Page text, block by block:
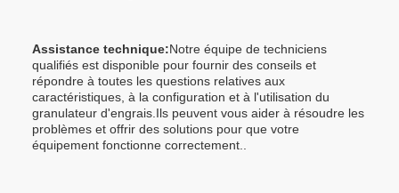
Assistance technique:Notre équipe de techniciens
qualifiés est disponible pour fournir des conseils et
répondre à toutes les questions relatives aux
caractéristiques, à la configuration et à l'utilisation du
granulateur d'engrais.Ils peuvent vous aider à résoudre les
problèmes et offrir des solutions pour que votre
équipement fonctionne correctement..